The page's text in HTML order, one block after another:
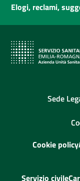
Elogi, reclami,
Sede
Cookie policy
Servizio civile